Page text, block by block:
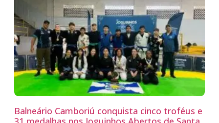
Balneário Camboriú conquista cinco troféus e